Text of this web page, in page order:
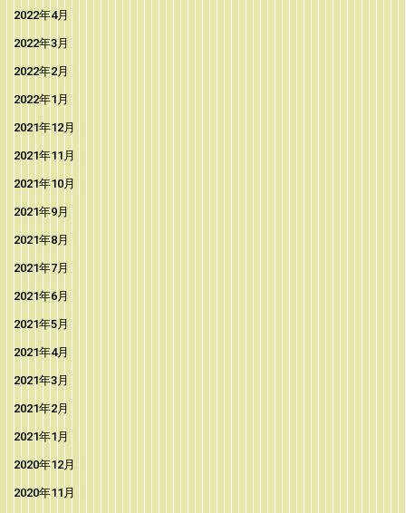
2022年4月
2022年3月
2022年2月
2022年1月
2021年12月
2021年11月
2021年10月
2021年9月
2021年8月
2021年7月
2021年6月
2021年5月
2021年4月
2021年3月
2021年2月
2021年1月
2020年12月
2020年11月